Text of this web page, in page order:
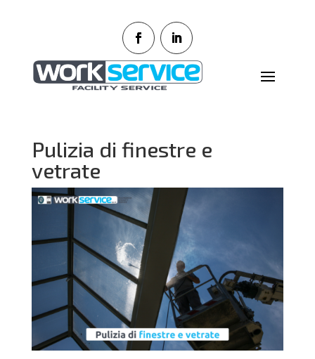
Pulizia di finestre e
vetrate